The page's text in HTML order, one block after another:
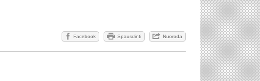
Facebook Spausdinti Nuoroda